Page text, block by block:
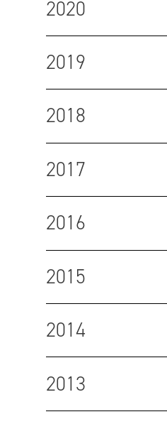
2020
2019
2018
2017
2016
2015
2014
2013